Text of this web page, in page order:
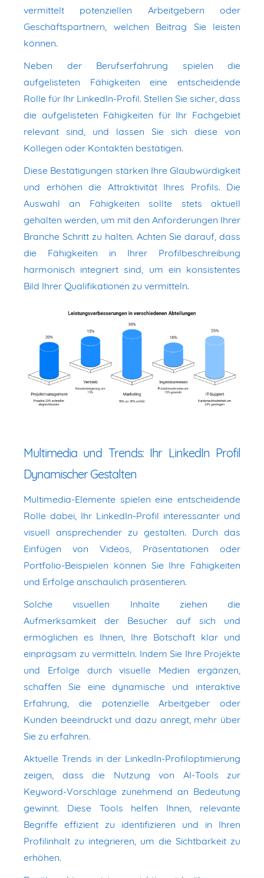
vermittelt potenziellen Arbeitgebern oder
Geschäftspartnern, welchen Beitrag Sie leisten
können.
Neben der Berufserfahrung spielen die
aufgelisteten Fähigkeiten eine entscheidende
Rolle für Ihr LinkedIn-Profil. Stellen Sie sicher, dass
die aufgelisteten Fähigkeiten für Ihr Fachgebiet
relevant sind, und lassen Sie sich diese von
Kollegen oder Kontakten bestätigen.
Diese Bestätigungen stärken Ihre Glaubwürdigkeit
und erhöhen die Attraktivität Ihres Profils. Die
Auswahl an Fähigkeiten sollte stets aktuell
gehalten werden, um mit den Anforderungen Ihrer
Branche Schritt zu halten. Achten Sie darauf, dass
die Fähigkeiten in Ihrer Profilbeschreibung
harmonisch integriert sind, um ein konsistentes
Bild Ihrer Qualifikationen zu vermitteln.
Multimedia und Trends: Ihr LinkedIn Profil
Dynamischer Gestalten
Multimedia-Elemente spielen eine entscheidende
Rolle dabei, Ihr LinkedIn-Profil interessanter und
visuell ansprechender zu gestalten. Durch das
Einfügen von Videos, Präsentationen oder
Portfolio-Beispielen können Sie Ihre Fähigkeiten
und Erfolge anschaulich präsentieren.
Solche visuellen Inhalte ziehen die
Aufmerksamkeit der Besucher auf sich und
ermöglichen es Ihnen, Ihre Botschaft klar und
einprägsam zu vermitteln. Indem Sie Ihre Projekte
und Erfolge durch visuelle Medien ergänzen,
schaffen Sie eine dynamische und interaktive
Erfahrung, die potenzielle Arbeitgeber oder
Kunden beeindruckt und dazu anregt, mehr über
Sie zu erfahren.
Aktuelle Trends in der LinkedIn-Profiloptimierung
zeigen, dass die Nutzung von AI-Tools zur
Keyword-Vorschläge zunehmend an Bedeutung
gewinnt. Diese Tools helfen Ihnen, relevante
Begriffe effizient zu identifizieren und in Ihren
Profilinhalt zu integrieren, um die Sichtbarkeit zu
erhöhen.